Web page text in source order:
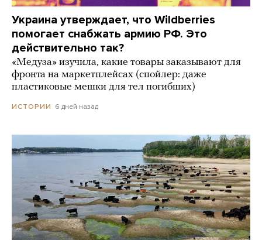
Украина утверждает, что Wildberries
помогает снабжать армию РФ. Это
действительно так?
«Медуза» изучила, какие товары заказывают для
фронта на маркетплейсах (спойлер: даже
пластиковые мешки для тел погибших)
ИСТОРИИ 6 дней назад